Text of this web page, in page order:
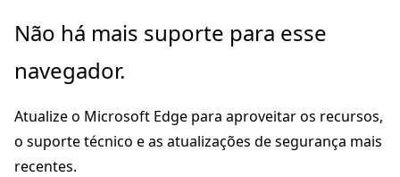
Pular
o
principal
Não há mais suporte para esse
navegador.
Atualize o Microsoft Edge para aproveitar os recursos,
o suporte técnico e as atualizações de segurança mais
recentes.